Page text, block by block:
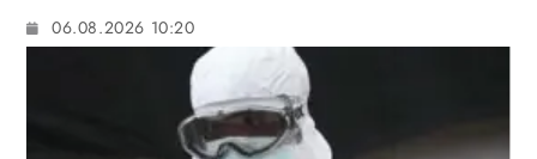
06.08.2026 10:20